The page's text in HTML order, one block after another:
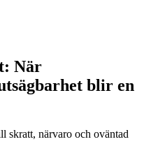
När
blir en
skratt, närvaro och oväntad